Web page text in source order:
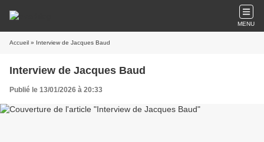
MENU
Accueil » Interview de Jacques Baud
Interview de Jacques Baud
Publié le 13/01/2026 à 20:33